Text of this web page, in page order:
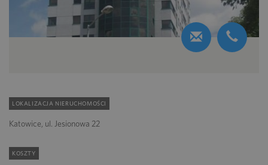
LOKALIZACJA NIERUCHOMOŚCI
Katowice, ul. Jesionowa 22
KOSZTY